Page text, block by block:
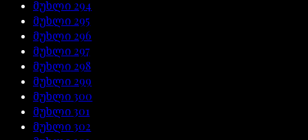
მუხლი 294
მუხლი 295
მუხლი 296
მუხლი 297
მუხლი 298
მუხლი 299
მუხლი300
მუხლი301
მუხლი302